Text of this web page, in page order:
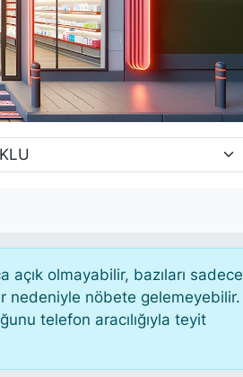
açık olmayabilir, bazıları sadece
nedeniyle nöbete gelemeyebilir.
telefon aracılığıyla teyit